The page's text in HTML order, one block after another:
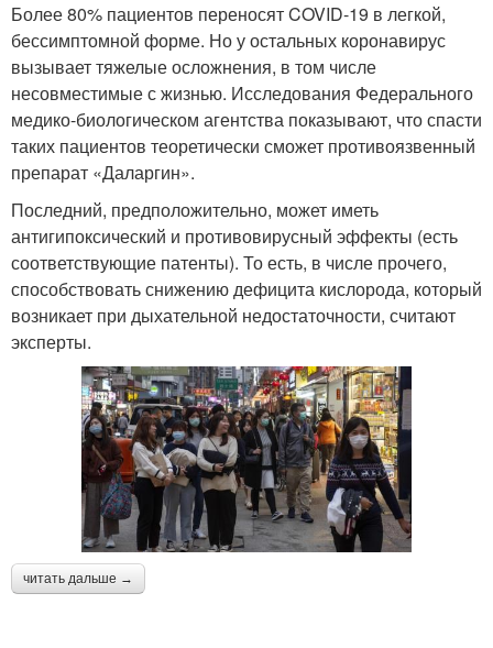
Более 80% пациентов переносят COVID-19 в легкой,
бессимптомной форме. Но у остальных коронавирус
вызывает тяжелые осложнения, в том числе
несовместимые с жизнью. Исследования Федерального
медико-биологическом агентства показывают, что спасти
таких пациентов теоретически сможет противоязвенный
препарат «Даларгин».
Последний, предположительно, может иметь
антигипоксический и противовирусный эффекты (есть
соответствующие патенты). То есть, в числе прочего,
способствовать снижению дефицита кислорода, который
возникает при дыхательной недостаточности, считают
эксперты.
читать дальше →